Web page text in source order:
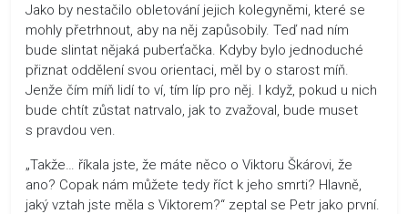
Jako by nestačilo obletování jejich kolegyněmi, které se
mohly přetrhnout, aby na něj zapůsobily. Teď nad ním
bude slintat nějaká puberťačka. Kdyby bylo jednoduché
přiznat oddělení svou orientaci, měl by o starost míň.
Jenže čím míň lidí to ví, tím líp pro něj. I když, pokud u nich
bude chtít zůstat natrvalo, jak to zvažoval, bude muset
s pravdou ven.
„Takže… říkala jste, že máte něco o Viktoru Škárovi, že
ano? Copak nám můžete tedy říct k jeho smrti? Hlavně,
jaký vztah jste měla s Viktorem?“ zeptal se Petr jako první.